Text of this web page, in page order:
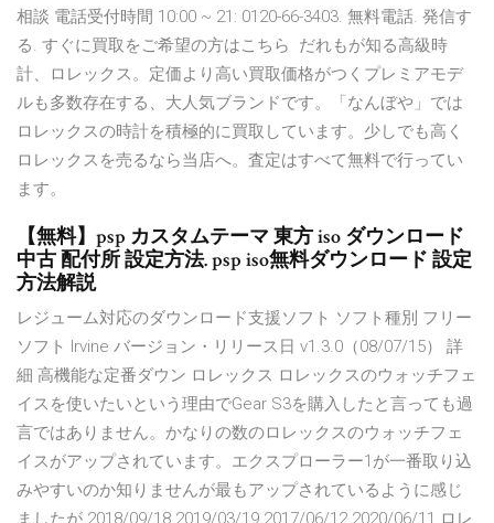
相談 電話受付時間 10:00 ~ 21: 0120-66-3403. 無料電話. 発信す
る. すぐに買取をご希望の方はこちら だれもが知る高級時
計、ロレックス。定価より高い買取価格がつくプレミアモデ
ルも多数存在する、大人気ブランドです。「なんぼや」では
ロレックスの時計を積極的に買取しています。少しでも高く
ロレックスを売るなら当店へ。査定はすべて無料で行ってい
ます。
【無料】psp カスタムテーマ 東方 iso ダウンロード
中古 配付所 設定方法. psp iso無料ダウンロード 設定
方法解説
レジューム対応のダウンロード支援ソフト ソフト種別 フリー
ソフト Irvine バージョン・リリース日 v1.3.0（08/07/15） 詳
細 高機能な定番ダウン ロレックス ロレックスのウォッチフェ
イスを使いたいという理由でGear S3を購入したと言っても過
言ではありません。かなりの数のロレックスのウォッチフェ
イスがアップされています。エクスプローラー1が一番取り込
みやすいのか知りませんが最もアップされているように感じ